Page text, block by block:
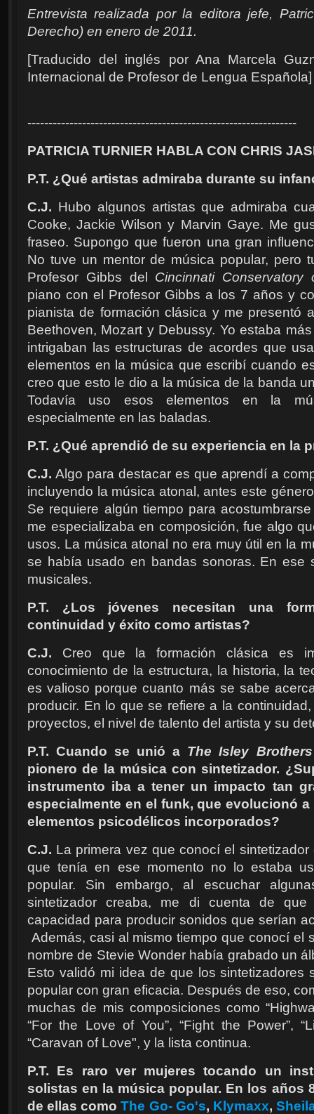
Entrevista realizada por la editora jefe,
Derecho) en enero de 2011.
[Traducido del inglés por Ana Marcela
Internacional de Profesor de Lengua Española]
----------------------------------------------------------------
PATRICIA TURNIER HABLA CON CHRIS
P.T. ¿Qué artistas admiraba durante su
C.J. Hubo algunos artistas que admiraba
Cooke, Jackie Wilson y Marvin Gaye. Me
fraseo. Supongo que fueron una gran
No tuve un mentor de música popular, pero
Profesor Gibbs del Cincinnati Conservatory
piano con el Profesor Gibbs a los 7 años y
pianista de formación clásica y me presentó
Beethoven, Mozart y Debussy. Yo estaba
intrigaban las estructuras de acordes que
elementos en la música que escribí cuando
creo que esto le dio a la música de la banda
Todavía uso esos elementos en la
especialmente en las baladas.
P.T. ¿Qué aprendió de su experiencia en la
C.J. Algo para destacar es que aprendí a
incluyendo la música atonal, antes este
Se requiere algún tiempo para
me especializaba en composición, fue algo
usos. La música atonal no era muy útil en la
se había usado en bandas sonoras. En ese
musicales.
P.T. ¿Los jóvenes necesitan una
continuidad y éxito como artistas?
C.J. Creo que la formación clásica es
conocimiento de la estructura, la historia, la
es valioso porque cuanto más se sabe
producir. En lo que se refiere a la
proyectos, el nivel de talento del artista y su
P.T. Cuando se unió a The Isley Brothers
pionero de la música con sintetizador.
instrumento iba a tener un impacto tan
especialmente en el funk, que evolucionó
elementos psicodélicos incorporados?
C.J. La primera vez que conocí el
que tenía en ese momento no lo estaba
popular. Sin embargo, al escuchar
sintetizador creaba, me di cuenta de que
capacidad para producir sonidos que serían
Además, casi al mismo tiempo que conocí el
nombre de Stevie Wonder había grabado un
Esto validó mi idea de que los sintetizadores
popular con gran eficacia. Después de eso,
muchas de mis composiciones como
“For the Love of You”, “Fight the Power”,
“Caravan of Love", y la lista continua.
P.T. Es raro ver mujeres tocando un
solistas en la música popular. En los años
de ellas comoThe Go- Go's, Klymaxx,